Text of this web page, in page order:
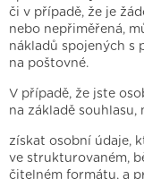
či v případě, že je
nebo nepřiměřená,
nákladů spojených s
na poštovné.
V případě, že jste
na základě souhlasu,
získat osobní údaje,
ve strukturovaném,
čitelném formátu, a